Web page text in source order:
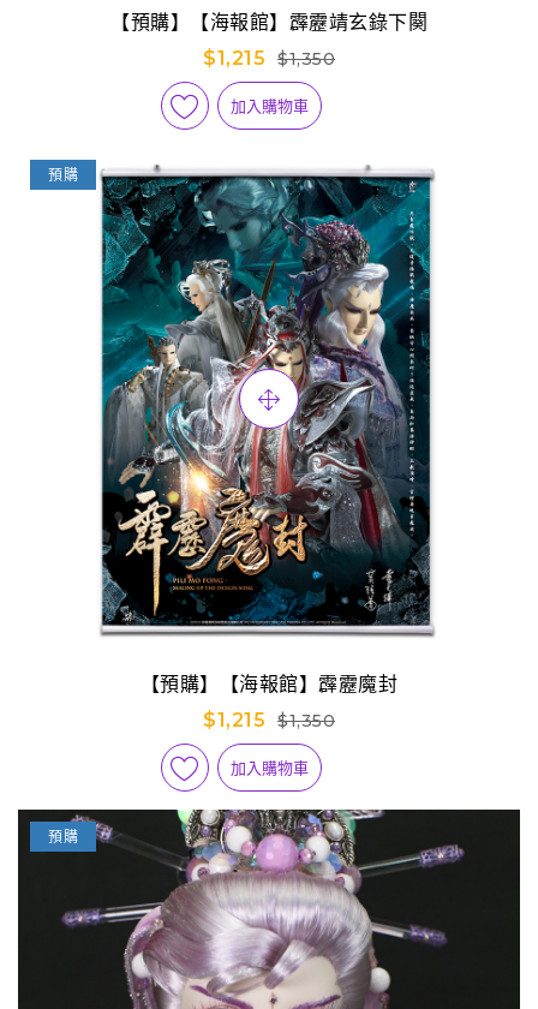
【預購】【海報館】霹靂靖玄錄下闋
$1,215
$1,350
加入購物車
預購
【預購】【海報館】霹靂魔封
$1,215
$1,350
加入購物車
預購